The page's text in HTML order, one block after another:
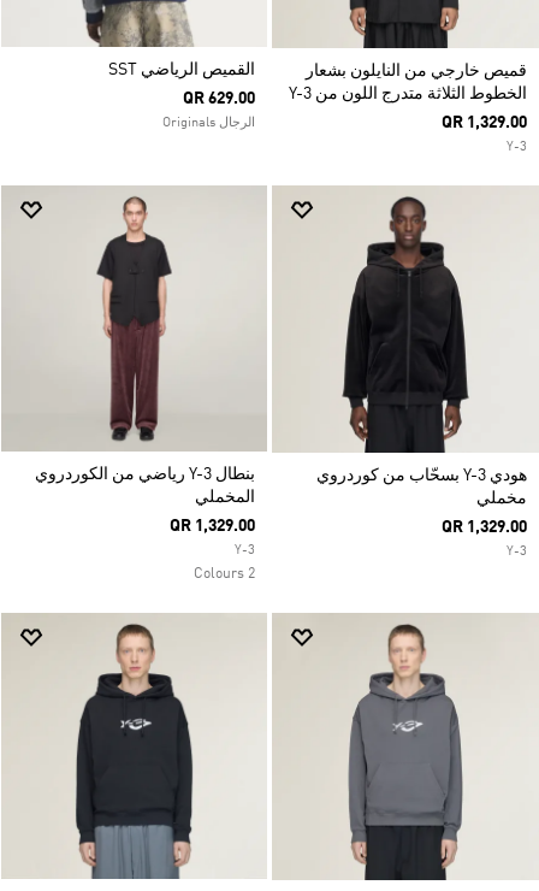
قميص خارجي من النايلون بشعار
الخطوط الثلاثة متدرج اللون من Y-3
QR 1,329.00
Y-3
القميص الرياضي SST
QR 629.00
الرجال Originals
هودي Y-3 بسحّاب من كوردروي
مخملي
QR 1,329.00
Y-3
بنطال Y-3 رياضي من الكوردروي
المخملي
QR 1,329.00
Y-3
2 Colours